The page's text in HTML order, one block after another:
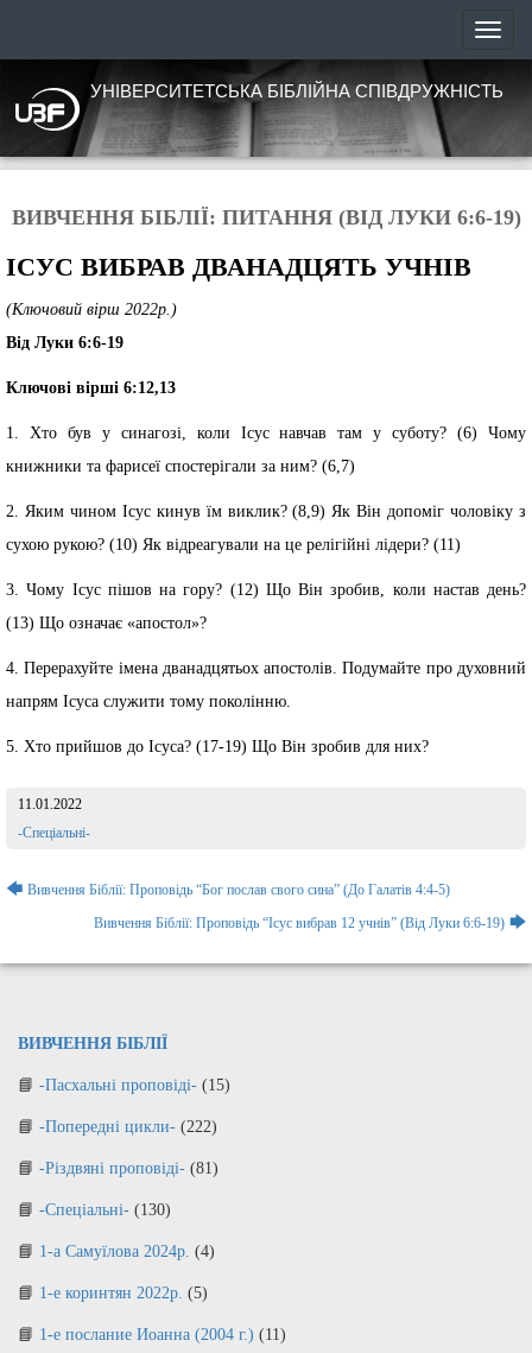
УНІВЕРСИТЕТСЬКА БІБЛІЙНА СПІВДРУЖНІСТЬ
ВИВЧЕННЯ БІБЛІЇ: ПИТАННЯ (ВІД ЛУКИ 6:6-19)
ІСУС ВИБРАВ ДВАНАДЦЯТЬ УЧНІВ
(Ключовий вірш 2022р.)
Від Луки 6:6-19
Ключові вірші 6:12,13
1. Хто був у синагозі, коли Ісус навчав там у суботу? (6) Чому
книжники та фарисеї спостерігали за ним? (6,7)
2. Яким чином Ісус кинув їм виклик? (8,9) Як Він допоміг чоловіку з
сухою рукою? (10) Як відреагували на це релігійні лідери? (11)
3. Чому Ісус пішов на гору? (12) Що Він зробив, коли настав день?
(13) Що означає «апостол»?
4. Перерахуйте імена дванадцятьох апостолів. Подумайте про духовний
напрям Ісуса служити тому поколінню.
5. Хто прийшов до Ісуса? (17-19) Що Він зробив для них?
11.01.2022
Розділ:
-Спеціальні-
Навігація
🡄 Вивчення Біблії: Проповідь “Бог послав свого сина” (До Галатiв 4:4-5)
Вивчення Біблії: Проповідь “Ісус вибрав 12 учнів” (Від Луки 6:6-19) 🡆
ВИВЧЕННЯ БІБЛІЇ
-Пасхальні проповіді- (15)
-Попередні цикли- (222)
-Різдвяні проповіді- (81)
-Спеціальні- (130)
1-а Самуїлова 2024р. (4)
1-е коринтян 2022р. (5)
1-е послание Иоанна (2004 г.) (11)